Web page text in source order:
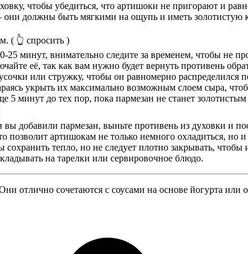
чтобы убедиться, что артишоки не пригорают и
должны быть мягкими на ощупь и иметь золотистую
( 👆 спросить )
25 минут, внимательно следите за временем, чтобы не
её, так как вам нужно будет вернуть противень
или стружку, чтобы он равномерно распределился
укрыть их максимально возможным слоем сыра,
5 минут до тех пор, пока пармезан не станет
добавили пармезан, выньте противень из духовки и
артишокам не только немного охладиться, но
тепло, но не следует плотно закрывать, чтобы
на тарелки или сервировочное блюдо.
отлично сочетаются с соусами на основе йогурта